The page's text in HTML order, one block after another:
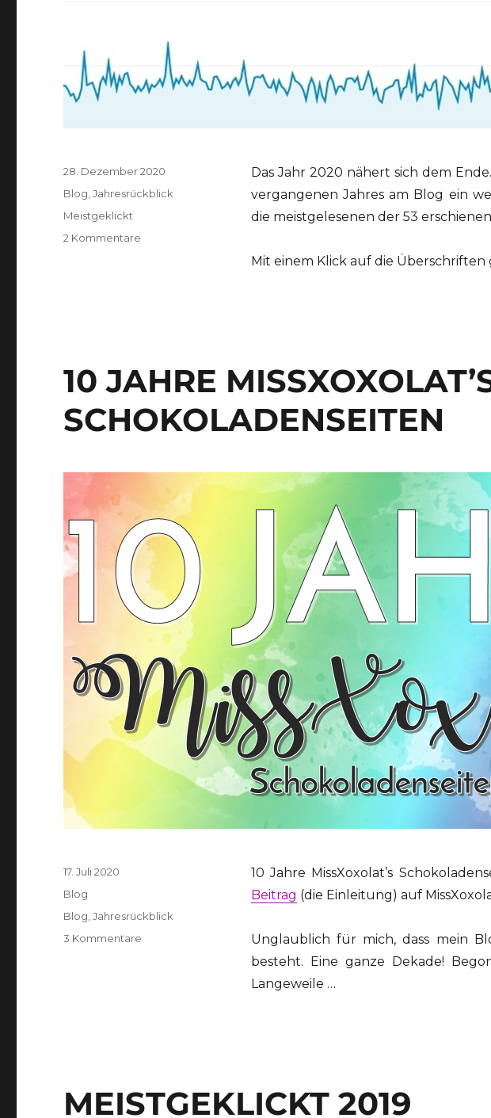
Das Jahr 2020 nähert sich dem
vergangenen Jahres am Blog ein
die meistgelesenen der 53
Mit einem Klick auf die
Veröffentlicht
am
28. Dezember 2020
Kategorien
Blog ,Jahresrückblick
Schlagwörter
Meistgeklickt
2 Kommentare
10 JAHRE
SCHOKOLADENSEITEN
10 Jahre MissXoxolat’s
Beitrag (die Einleitung) auf
Unglaublich für mich, dass mein
besteht. Eine ganze Dekade!
Langeweile …
Veröffentlicht
am
17. Juli 2020
Kategorien
Blog
Schlagwörter
Blog ,Jahresrückblick
3 Kommentare
MEISTGEKLICKT 2019